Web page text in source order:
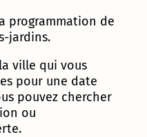
de
jardins.
ville qui vous
pour une date
pouvez chercher
ou